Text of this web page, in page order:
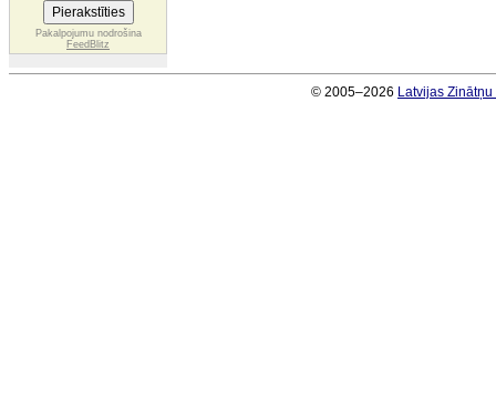
Pakalpojumu nodrošina
FeedBlitz
© 2005–2026 Latvijas